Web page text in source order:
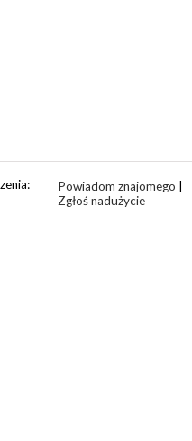
Powiadom znajomego
Zgłoś nadużycie